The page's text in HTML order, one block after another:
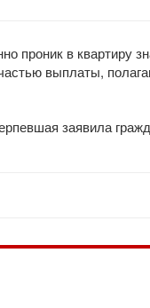
проник в квартиру
выплаты,
заявила